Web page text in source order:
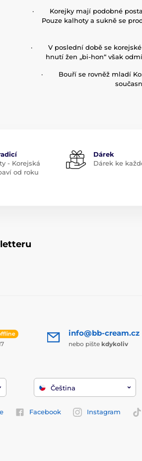
· Korejky mají podobné
Pouze kalhoty a sukně se
· V poslední době se
hnutí žen „bi-hon“ však
· Bouří se rovněž mladí
- Korejská
od roku
Dárek
Dárek ke
info@bb-cream.cz
nebo pište kdykoliv
Čeština
Facebook Instagram